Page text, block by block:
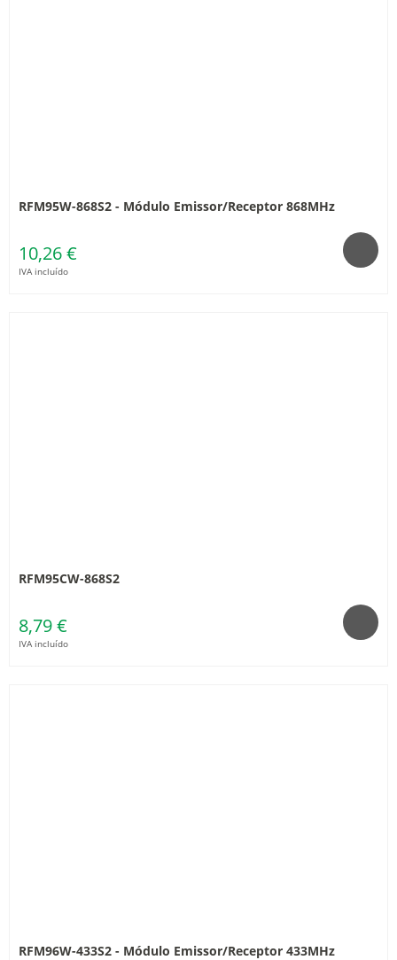
RFM95W-868S2 - Módulo Emissor/Receptor 868MHz
10,26 €
IVA incluído
RFM95CW-868S2
8,79 €
IVA incluído
RFM96W-433S2 - Módulo Emissor/Receptor 433MHz